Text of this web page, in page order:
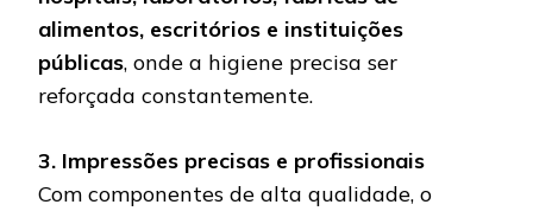
alimentos, escritórios e instituições
públicas, onde a higiene precisa ser
reforçada constantemente.
3. Impressões precisas e profissionais
Com componentes de alta qualidade, o